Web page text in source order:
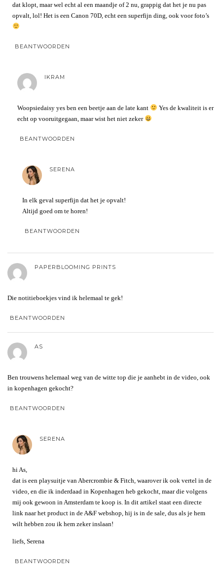
dat klopt, maar wel echt al een maandje of 2 nu, grappig dat het je nu pas
opvalt, lol! Het is een Canon 70D, echt een superfijn ding, ook voor foto’s
BEANTWOORDEN
IKRAM
Woopsiedaisy yes ben een beetje aan de late kant
Yes de kwaliteit is er
echt op vooruitgegaan, maar wist het niet zeker
BEANTWOORDEN
SERENA
In elk geval superfijn dat het je opvalt!
Altijd goed om te horen!
BEANTWOORDEN
PAPERBLOOMING PRINTS
Die notitieboekjes vind ik helemaal te gek!
BEANTWOORDEN
AS
Ben trouwens helemaal weg van de witte top die je aanhebt in de video, ook
in kopenhagen gekocht?
BEANTWOORDEN
SERENA
hi As,
dat is een playsuitje van Abercrombie & Fitch, waarover ik ook vertel in de
video, en die ik inderdaad in Kopenhagen heb gekocht, maar die volgens
mij ook gewoon in Amsterdam te koop is. In dit artikel staat een directe
link naar het product in de A&F webshop, hij is in de sale, dus als je hem
wilt hebben zou ik hem zeker inslaan!
liefs, Serena
BEANTWOORDEN